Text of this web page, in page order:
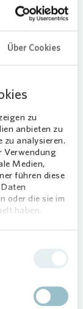
Über Cookies
zu
anbieten zu
zu analysieren.
Verwendung
Medien,
führen diese
oder die sie im
haben.
mehr
die
der
stolzes
bei
für
erklärt
ihre
mit der